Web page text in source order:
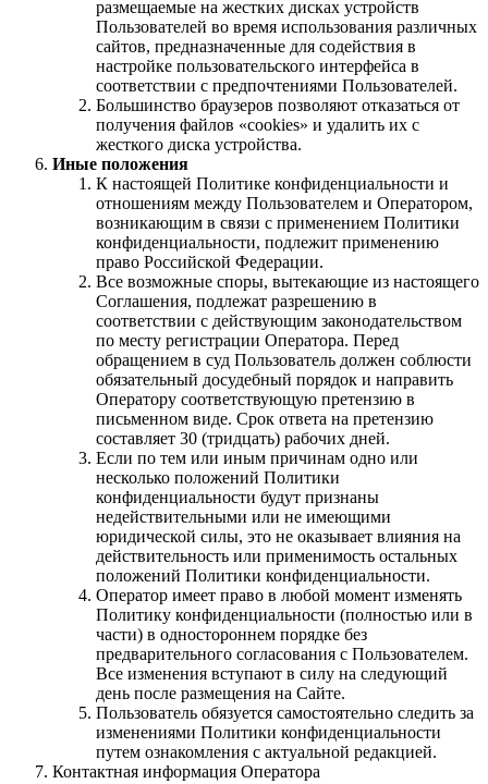
размещаемые на жестких дисках устройств
Пользователей во время использования различных
сайтов, предназначенные для содействия в
настройке пользовательского интерфейса в
соответствии с предпочтениями Пользователей.
Большинство браузеров позволяют отказаться от
получения файлов «cookies» и удалить их с
жесткого диска устройства.
Иные положения
К настоящей Политике конфиденциальности и
отношениям между Пользователем и Оператором,
возникающим в связи с применением Политики
конфиденциальности, подлежит применению
право Российской Федерации.
Все возможные споры, вытекающие из настоящего
Соглашения, подлежат разрешению в
соответствии с действующим законодательством
по месту регистрации Оператора. Перед
обращением в суд Пользователь должен соблюсти
обязательный досудебный порядок и направить
Оператору соответствующую претензию в
письменном виде. Срок ответа на претензию
составляет 30 (тридцать) рабочих дней.
Если по тем или иным причинам одно или
несколько положений Политики
конфиденциальности будут признаны
недействительными или не имеющими
юридической силы, это не оказывает влияния на
действительность или применимость остальных
положений Политики конфиденциальности.
Оператор имеет право в любой момент изменять
Политику конфиденциальности (полностью или в
части) в одностороннем порядке без
предварительного согласования с Пользователем.
Все изменения вступают в силу на следующий
день после размещения на Сайте.
Пользователь обязуется самостоятельно следить за
изменениями Политики конфиденциальности
путем ознакомления с актуальной редакцией.
Контактная информация Оператора